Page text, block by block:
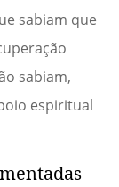
sabiam que
sabiam,
espiritual